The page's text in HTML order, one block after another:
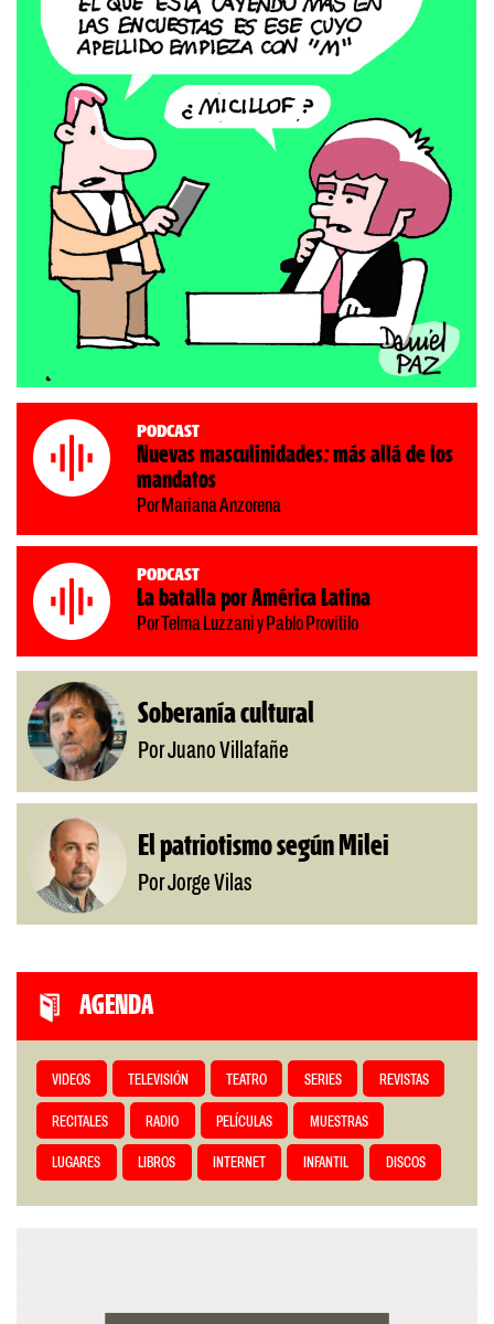
Podcast
Nuevas masculinidades: más allá de los
mandatos
Por Mariana Anzorena
Podcast
La batalla por América Latina
Por Telma Luzzani y Pablo Provitilo
Soberanía cultural
Por Juano Villafañe
El patriotismo según Milei
Por Jorge Vilas
AGENDA
VIDEOS TELEVISIÓN TEATRO SERIES REVISTAS
RECITALES RADIO PELÍCULAS MUESTRAS
LUGARES LIBROS INTERNET INFANTIL DISCOS